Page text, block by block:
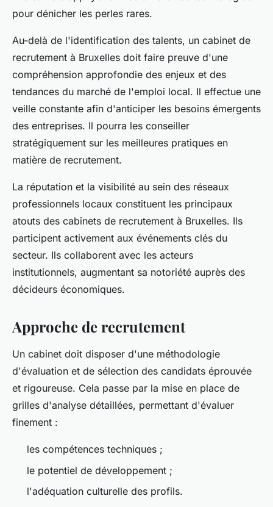
pour dénicher les perles rares.
Au-delà de l'identification des talents, un cabinet de
recrutement à Bruxelles doit faire preuve d'une
compréhension approfondie des enjeux et des
tendances du marché de l'emploi local. Il effectue une
veille constante afin d'anticiper les besoins émergents
des entreprises. Il pourra les conseiller
stratégiquement sur les meilleures pratiques en
matière de recrutement.
La réputation et la visibilité au sein des réseaux
professionnels locaux constituent les principaux
atouts des cabinets de recrutement à Bruxelles. Ils
participent activement aux événements clés du
secteur. Ils collaborent avec les acteurs
institutionnels, augmentant sa notoriété auprès des
décideurs économiques.
Approche de recrutement
Un cabinet doit disposer d'une méthodologie
d'évaluation et de sélection des candidats éprouvée
et rigoureuse. Cela passe par la mise en place de
grilles d'analyse détaillées, permettant d'évaluer
finement :
les compétences techniques ;
le potentiel de développement ;
l'adéquation culturelle des profils.